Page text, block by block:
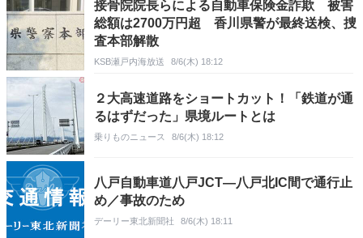
接骨院院長らによる自動車保険金詐欺 被害
総額は2700万円超 香川県警が最終送検、捜
査本部解散
KSB瀬戸内海放送 8/6(木) 18:12
２大高速道路をショートカット！「鉄道が通
るはずだった」県境ルートとは
乗りものニュース 8/6(木) 18:12
八戸自動車道八戸JCT―八戸北IC間で通行止
め／事故のため
デーリー東北新聞社 8/6(木) 18:11